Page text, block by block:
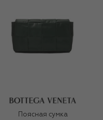
Поясная сумка